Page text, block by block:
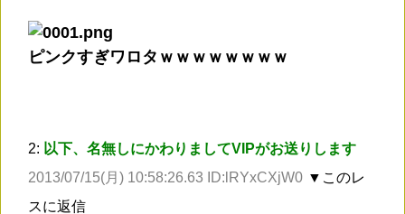
ピンクすぎワロタｗｗｗｗｗｗｗｗ
2: 以下、名無しにかわりましてVIPがお送りします
2013/07/15(月) 10:58:26.63 ID:lRYxCXjW0 ▼このレ
スに返信